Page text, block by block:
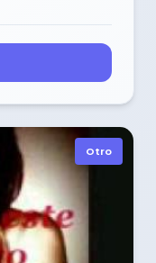
Otro